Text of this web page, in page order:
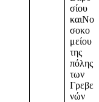
σίου
καιΝο
σοκο
μείου
της
πόλης
των
Γρεβε
νών